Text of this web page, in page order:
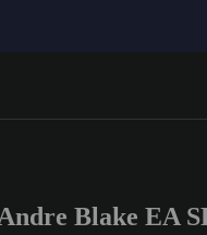
of 3 characters or
Blake EA